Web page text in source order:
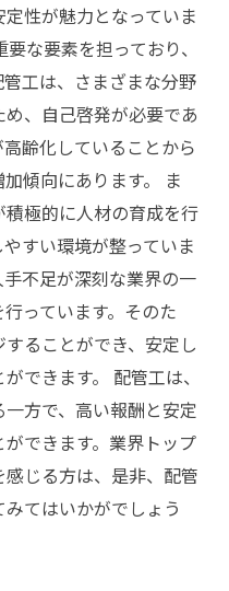
性が魅力となっていま
な要素を担っており、
工は、さまざまな分野
、自己啓発が必要であ
齢化していることから
傾向にあります。 ま
極的に人材の育成を行
すい環境が整っていま
不足が深刻な業界の一
っています。そのた
ることができ、安定し
できます。 配管工は、
方で、高い報酬と安定
できます。業界トップ
じる方は、是非、配管
てはいかがでしょう